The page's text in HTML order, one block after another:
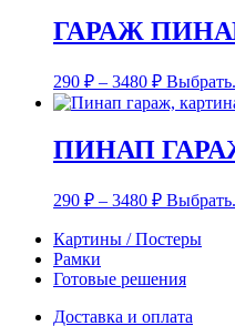
ГАРАЖ
290 ₽ – 3480 ₽
ПИНАП
290 ₽ – 3480 ₽
Картины / Постеры
Рамки
Готовые решения
Доставка и оплата